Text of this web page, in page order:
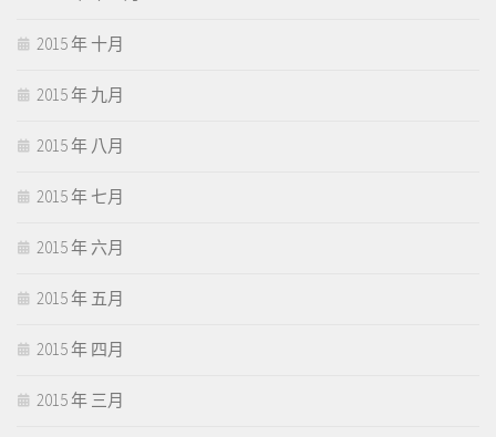
2015 年 十月
2015 年 九月
2015 年 八月
2015 年 七月
2015 年 六月
2015 年 五月
2015 年 四月
2015 年 三月